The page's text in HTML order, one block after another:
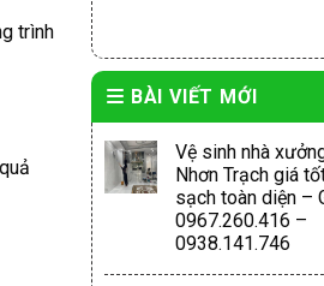
trình
BÀI VIẾT MỚI
Vệ sinh nhà
Nhơn Trạch giá
sạch toàn diện –
0967.260.416 –
0938.141.746